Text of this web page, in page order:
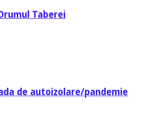
Taberei
de autoizolare/pandemie